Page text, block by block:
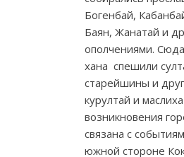
Богенбай,
Баян, Жанатай и
ополчениями.
хана спешили
старейшины и
курултай и
возникновения
связана с
южной стороне